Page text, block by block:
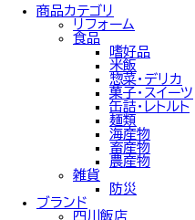
商品カテゴリ
リフォーム
食品
嗜好品
米飯
惣菜・デリカ
菓子・スイーツ
缶詰・レトルト
麺類
海産物
畜産物
農産物
雑貨
防災
ブランド
四川飯店